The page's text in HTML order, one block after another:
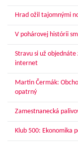
Hrad ožil tajomnými
V pohárovej histórii
Stravu si už
internet
Martin Čermák:
opatrný
Zamestnanecká
Klub 500: Ekonomika